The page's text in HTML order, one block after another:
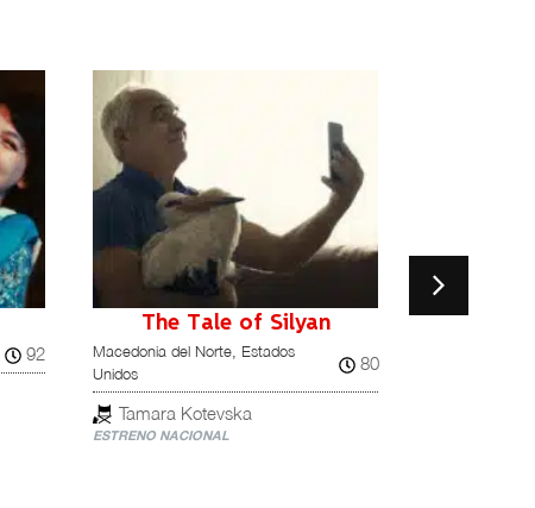
92
The Tale of Silyan
Macedonia del Norte, Estados
Unidos
80
Tamara Kotevska
ESTRENO NACIONAL